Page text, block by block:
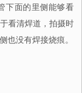
下面的里侧能够看
看清焊道，拍摄时
也没有焊接烧痕。